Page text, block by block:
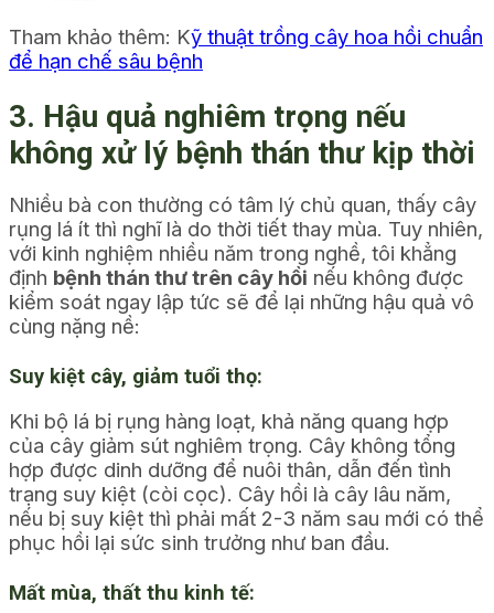
Tham khảo thêm: Kỹ thuật trồng cây hoa hồi chuẩn
để hạn chế sâu bệnh
3. Hậu quả nghiêm trọng nếu
không xử lý bệnh thán thư kịp thời
Nhiều bà con thường có tâm lý chủ quan, thấy cây
rụng lá ít thì nghĩ là do thời tiết thay mùa. Tuy nhiên,
với kinh nghiệm nhiều năm trong nghề, tôi khẳng
định bệnh thán thư trên cây hồi nếu không được
kiểm soát ngay lập tức sẽ để lại những hậu quả vô
cùng nặng nề:
Suy kiệt cây, giảm tuổi thọ:
Khi bộ lá bị rụng hàng loạt, khả năng quang hợp
của cây giảm sút nghiêm trọng. Cây không tổng
hợp được dinh dưỡng để nuôi thân, dẫn đến tình
trạng suy kiệt (còi cọc). Cây hồi là cây lâu năm,
nếu bị suy kiệt thì phải mất 2-3 năm sau mới có thể
phục hồi lại sức sinh trưởng như ban đầu.
Mất mùa, thất thu kinh tế: